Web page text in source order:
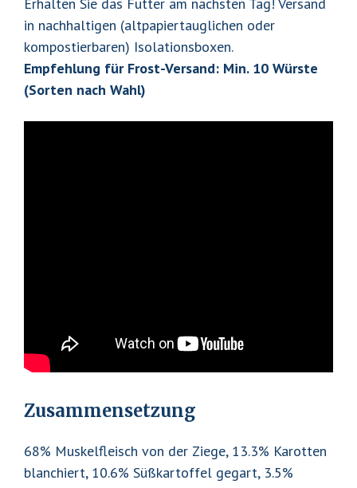
Erhalten Sie das Futter am nächsten Tag! Versand
in nachhaltigen (altpapiertauglichen oder
kompostierbaren) Isolationsboxen.
Empfehlung für Frost-Versand: Min. 10 Würste
(Sorten nach Wahl)
Zusammensetzung
68% Muskelfleisch von der Ziege, 13.3% Karotten
blanchiert, 10.6% Süßkartoffel gegart, 3.5%